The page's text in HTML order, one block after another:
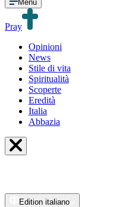
Menu
Pray
Opinioni
News
Stile di vita
Spiritualità
Scoperte
Eredità
Italia
Abbazia
Edition italiano